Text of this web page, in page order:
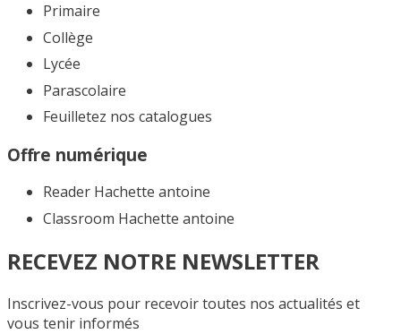
Primaire
Collège
Lycée
Parascolaire
Feuilletez nos catalogues​
Offre numérique
Reader Hachette antoine
Classroom Hachette antoine
RECEVEZ NOTRE NEWSLETTER
Inscrivez-vous pour recevoir toutes nos actualités et
vous tenir informés